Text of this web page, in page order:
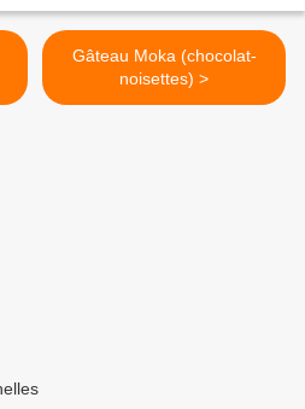
Gâteau Moka (chocolat-
noisettes) >